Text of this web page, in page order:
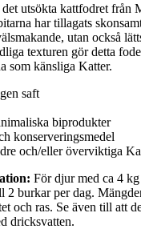
utsökta kattfodret från
har tillagats
utan också
texturen gör detta
som känsliga Katter.
saft
biprodukter
konserveringsmedel
och/eller överviktiga
För djur med ca 4
2 burkar per dag.
och ras. Se även till att
dricksvatten.